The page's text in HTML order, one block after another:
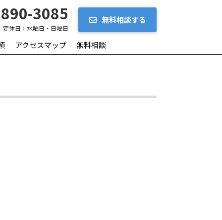
3085
定休日： 水曜日・日曜日
無料相談する
アクセスマップ 無料相談